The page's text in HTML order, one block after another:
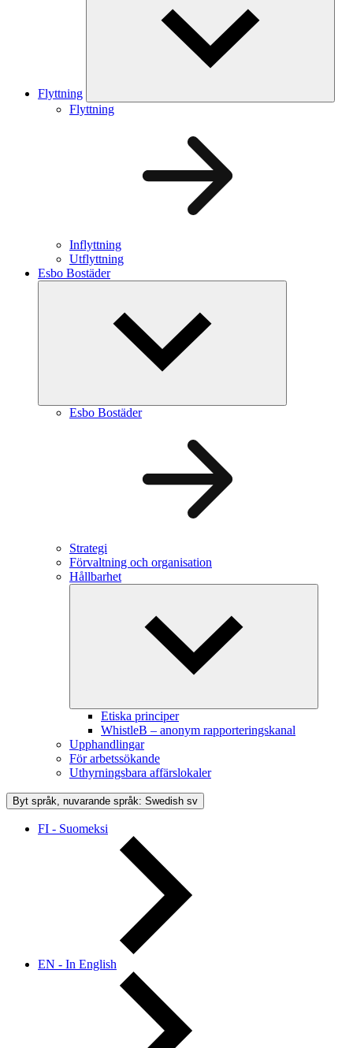
Flyttning
Flyttning
Inflyttning
Utflyttning
Esbo Bostäder
Esbo Bostäder
Strategi
Förvaltning och organisation
Hållbarhet
Etiska principer
WhistleB – anonym rapporteringskanal
Upphandlingar
För arbetssökande
Uthyrningsbara affärslokaler
Byt språk, nuvarande språk: Swedish sv
FI - Suomeksi
EN - In English